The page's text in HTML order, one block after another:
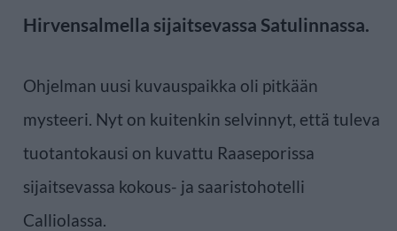
Hirvensalmella sijaitsevassa Satulinnassa.
Ohjelman uusi kuvauspaikka oli pitkään
mysteeri. Nyt on kuitenkin selvinnyt, että tuleva
tuotantokausi on kuvattu Raaseporissa
sijaitsevassa kokous- ja saaristohotelli
Calliolassa.